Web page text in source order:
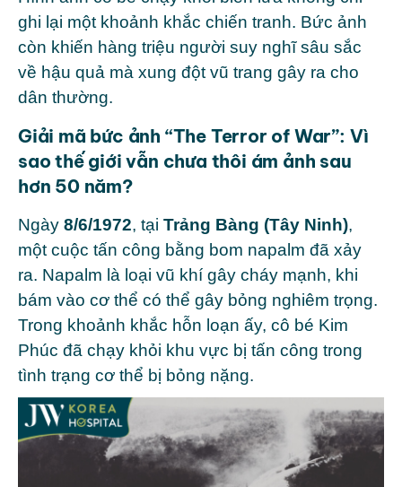
ghi lại một khoảnh khắc chiến tranh. Bức ảnh
còn khiến hàng triệu người suy nghĩ sâu sắc
về hậu quả mà xung đột vũ trang gây ra cho
dân thường.
Giải mã bức ảnh “The Terror of War”: Vì
sao thế giới vẫn chưa thôi ám ảnh sau
hơn 50 năm?
Ngày 8/6/1972, tại Trảng Bàng (Tây Ninh),
một cuộc tấn công bằng bom napalm đã xảy
ra. Napalm là loại vũ khí gây cháy mạnh, khi
bám vào cơ thể có thể gây bỏng nghiêm trọng.
Trong khoảnh khắc hỗn loạn ấy, cô bé Kim
Phúc đã chạy khỏi khu vực bị tấn công trong
tình trạng cơ thể bị bỏng nặng.